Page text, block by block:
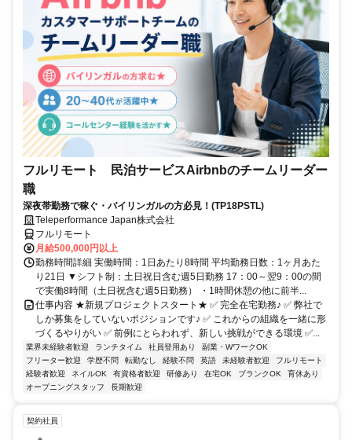
フルリモート 民泊サービスAirbnbのチームリーダー
職
深夜帯勤務で稼ぐ・バイリンガルの方必見！(TP18PSTL)
Teleperformance Japan株式会社
フルリモート
月給500,000円以上
勤務時間詳細 実働時間：1日あたり8時間 平均勤務日数：1ヶ月あた
り21日 ▼シフト制：土日祝日含む週5日勤務 17：00～翌9：00の間
で実働8時間（土日祝含む週5日勤務） ・1時間休憩の他に前半...
仕事内容 ★新規プロジェクトスタート★ ✅ 完全在宅勤務♪ ✅ 弊社で
しか募集をしていないポジションです♪ ✅ これからの組織を一緒に形
づくるやりがい ✅ 前例にとらわれず、新しい挑戦ができる環境 ✅...
業界未経験者歓迎 ランチタイム 社員登用あり
副業・WワークOK
フリーター歓迎
学歴不問 転勤なし 経験不問 英語 未経験者歓迎
フルリモート
経験者歓迎
ネイルOK 有資格者歓迎 研修あり 在宅OK ブランクOK
育休あり
オープニングスタッフ
長期歓迎
契約社員